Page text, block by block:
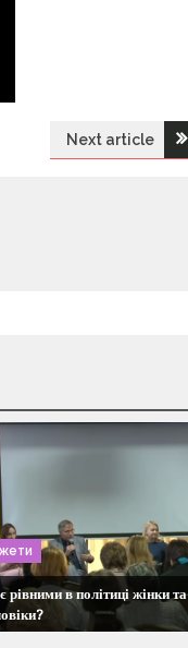
Next article
рівними в політиці жінки та